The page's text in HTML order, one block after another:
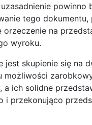
tego
na
wyroku.
skupienie się na
ich solidne
i przekonująco